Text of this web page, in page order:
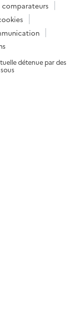
comparateurs
détenue par des